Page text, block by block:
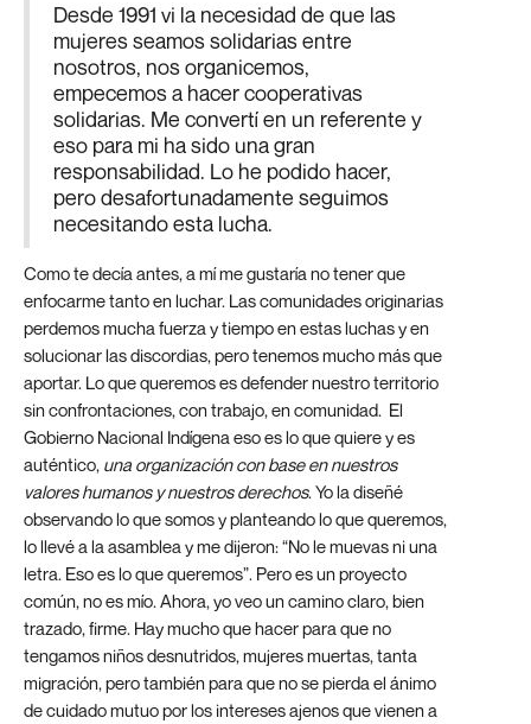
Desde 1991 vi la necesidad de que las
mujeres seamos solidarias entre
nosotros, nos organicemos,
empecemos a hacer cooperativas
solidarias. Me convertí en un referente y
eso para mi ha sido una gran
responsabilidad. Lo he podido hacer,
pero desafortunadamente seguimos
necesitando esta lucha.
Como te decía antes, a mí me gustaría no tener que
enfocarme tanto en luchar. Las comunidades originarias
perdemos mucha fuerza y tiempo en estas luchas y en
solucionar las discordias, pero tenemos mucho más que
aportar. Lo que queremos es defender nuestro territorio
sin confrontaciones, con trabajo, en comunidad. El
Gobierno Nacional Indígena eso es lo que quiere y es
auténtico, una organización con base en nuestros
valores humanos y nuestros derechos. Yo la diseñé
observando lo que somos y planteando lo que queremos,
lo llevé a la asamblea y me dijeron: “No le muevas ni una
letra. Eso es lo que queremos”. Pero es un proyecto
común, no es mío. Ahora, yo veo un camino claro, bien
trazado, firme. Hay mucho que hacer para que no
tengamos niños desnutridos, mujeres muertas, tanta
migración, pero también para que no se pierda el ánimo
de cuidado mutuo por los intereses ajenos que vienen a